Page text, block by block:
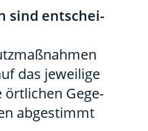
sind ent­schei­
das jewei­li­ge
ört­li­chen Gege­
abge­stimmt